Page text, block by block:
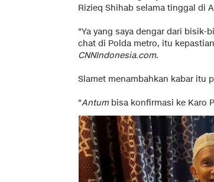
Rizieq Shihab selama tinggal di
"Ya yang saya dengar dari bisik-
chat di Polda metro, itu
CNNIndonesia.com.
Slamet menambahkan kabar itu
"Antumbisa konfirmasi ke Karo